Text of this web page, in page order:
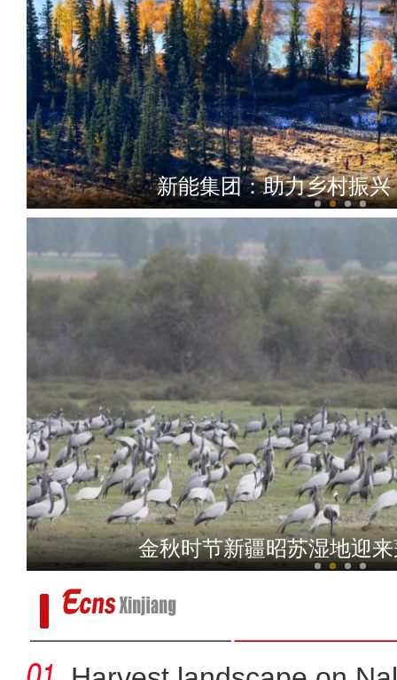
新能集团：助力乡村振
新疆禾木：云雾笼
金秋时节新疆昭苏湿地迎